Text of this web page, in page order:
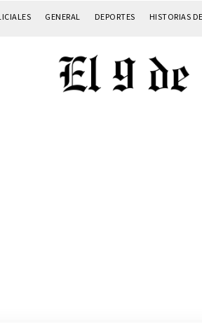
GENERAL DEPORTES HISTORIAS